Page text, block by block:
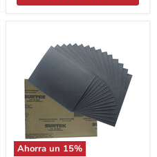
Ahorra un 15%